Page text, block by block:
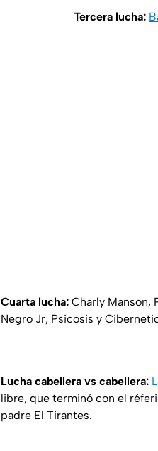
Tercera lucha:
Cuarta lucha: Charly Manson,
Negro Jr, Psicosis y
Lucha cabellera vs cabellera:
libre, que terminó con el
padre El Tirantes.